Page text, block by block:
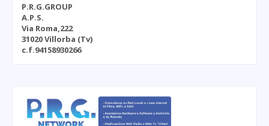
P.R.G.GROUP
A.P.S.
Via Roma,222
31020 Villorba (Tv)
c.f.94158930266